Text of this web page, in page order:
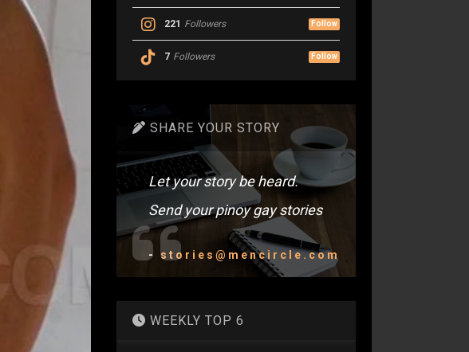
221 Followers Follow
7 Followers Follow
SHARE YOUR STORY
Let your story be heard.
Send your pinoy gay stories
- stories@mencircle.com
WEEKLY TOP 6